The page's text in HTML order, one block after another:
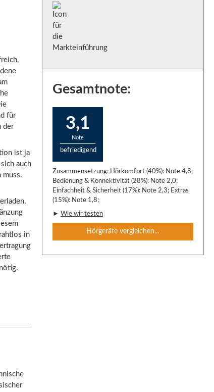
für
der
ist ja
auch
muss.
in
Gesamtnote:
3,1
Note
befriedigend
Zusammensetzung: Hörkomfort (40%): Note 4,8;
Bedienung & Konnektivität (28%): Note 2,0;
Einfachheit & Sicherheit (17%): Note 2,3; Extras
(15%): Note 1,8;
► Wie wir testen
Hörgeräte vergleichen...